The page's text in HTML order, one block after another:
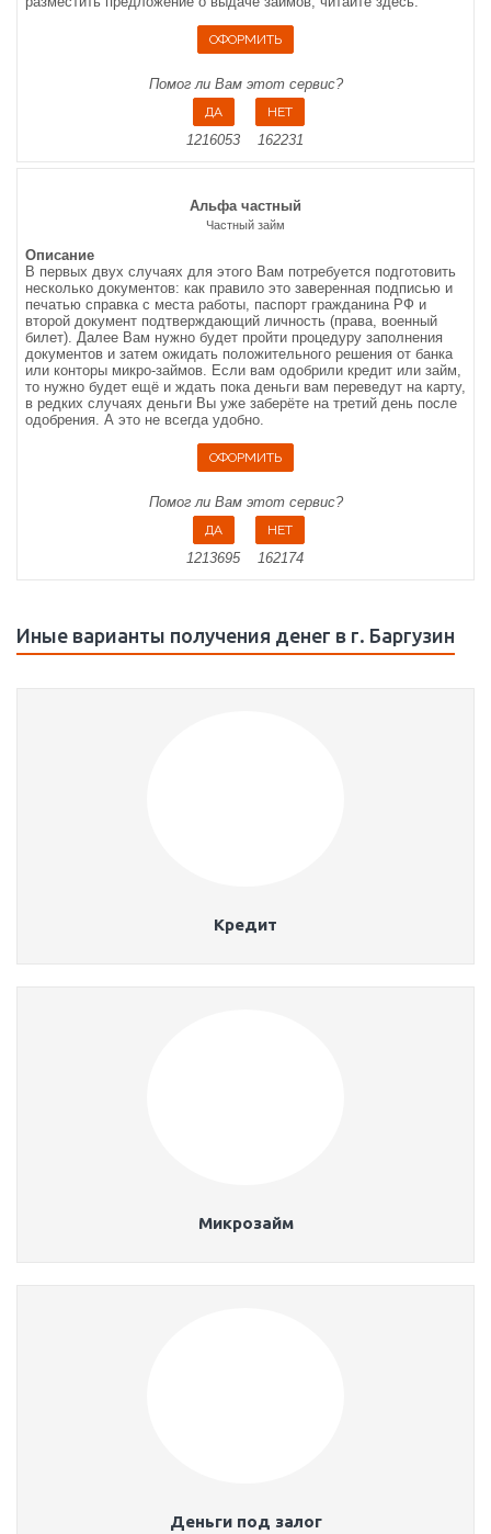
Помог ли Вам этот сервис?
1216053 162231
Альфа частный
Частный займ
Описание
В первых двух случаях для этого Вам потребуется подготовить
несколько документов: как правило это заверенная подписью и
печатью справка с места работы, паспорт гражданина РФ и
второй документ подтверждающий личность (права, военный
билет). Далее Вам нужно будет пройти процедуру заполнения
документов и затем ожидать положительного решения от банка
или конторы микро-займов. Если вам одобрили кредит или займ,
то нужно будет ещё и ждать пока деньги вам переведут на карту,
в редких случаях деньги Вы уже заберёте на третий день после
одобрения. А это не всегда удобно.
Помог ли Вам этот сервис?
1213695 162174
Иные варианты получения денег в г. Баргузин
Кредит
Микрозайм
Деньги под залог